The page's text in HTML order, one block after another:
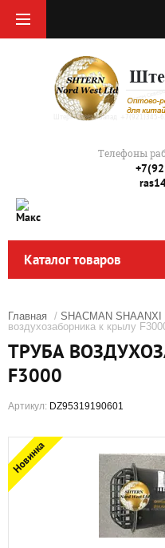
Телефоны
Каталог товаров
Главная / SHACMAN SHAANXI
воздухозаборника к крылу
ТРУБА
F3000
Артикул: DZ95319190601
Новинка